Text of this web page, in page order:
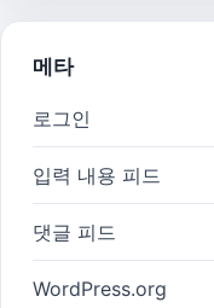
메타
로그인
입력 내용 피드
댓글 피드
WordPress.org